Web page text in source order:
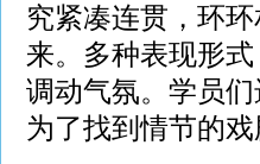
究紧凑连贯，环
来。多种表现形
调动气氛。学员
为了找到情节的